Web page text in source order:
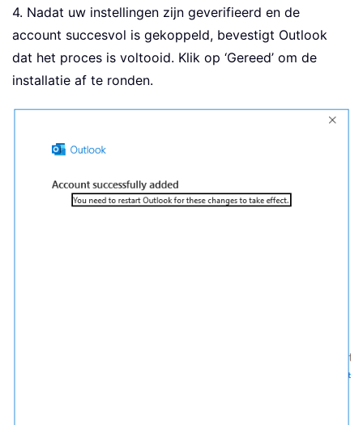
4. Nadat uw instellingen zijn geverifieerd en de
account succesvol is gekoppeld, bevestigt Outlook
dat het proces is voltooid. Klik op ‘Gereed’ om de
installatie af te ronden.